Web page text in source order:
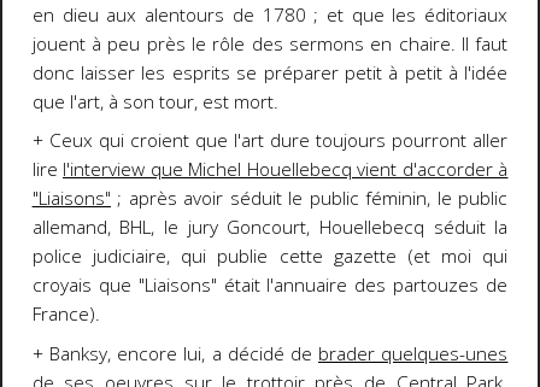
en dieu aux alentours de 1780 ; et que les éditoriaux
jouent à peu près le rôle des sermons en chaire. Il faut
donc laisser les esprits se préparer petit à petit à l'idée
que l'art, à son tour, est mort.
+ Ceux qui croient que l'art dure toujours pourront aller
lire l'interview que Michel Houellebecq vient d'accorder à
"Liaisons" ; après avoir séduit le public féminin, le public
allemand, BHL, le jury Goncourt, Houellebecq séduit la
police judiciaire, qui publie cette gazette (et moi qui
croyais que "Liaisons" était l'annuaire des partouzes de
France).
+ Banksy, encore lui, a décidé de brader quelques-unes